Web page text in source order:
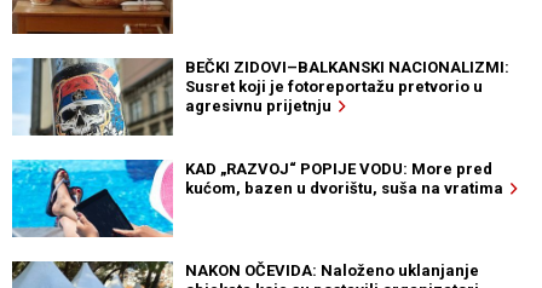
BEČKI ZIDOVI–BALKANSKI NACIONALIZMI:
Susret koji je fotoreportažu pretvorio u
agresivnu prijetnju
KAD „RAZVOJ“ POPIJE VODU: More pred
kućom, bazen u dvorištu, suša na vratima
NAKON OČEVIDA: Naloženo uklanjanje